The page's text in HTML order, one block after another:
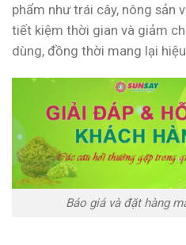
phẩm như trái cây, nông sản
tiết kiệm thời gian và giảm
dùng, đồng thời mang lại
Báo giá và đặt hàng